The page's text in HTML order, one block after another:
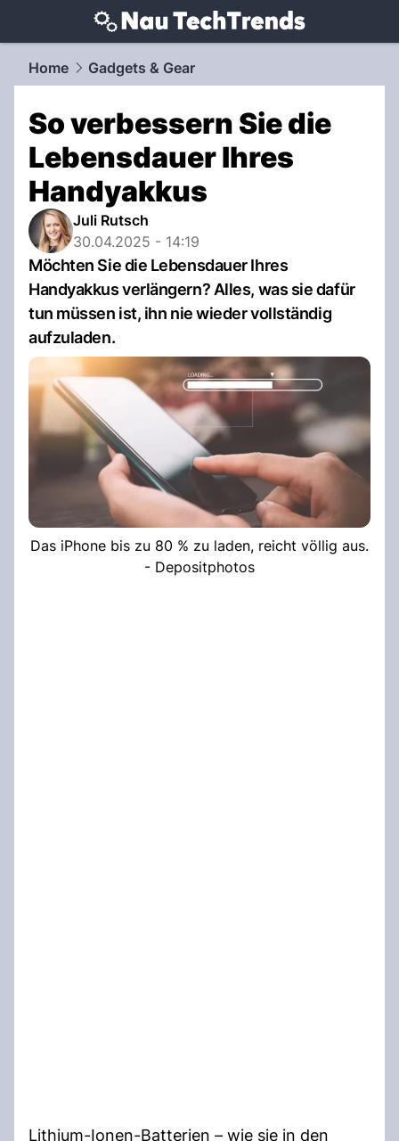
techtrends.NAU.ch
Home Gadgets & Gear
So verbessern Sie die
Lebensdauer Ihres
Handyakkus
Juli Rutsch
30.04.2025 - 14:19
Möchten Sie die Lebensdauer Ihres
Handyakkus verlängern? Alles, was sie dafür
tun müssen ist, ihn nie wieder vollständig
aufzuladen.
Das iPhone bis zu 80 % zu laden, reicht völlig aus.
- Depositphotos
Lithium-Ionen-Batterien – wie sie in den